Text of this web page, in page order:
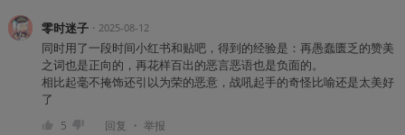
零时迷子・ 2025-08-12
同时用了一段时间小红书和贴吧，得到的经验是：再愚蠢匮乏的赞美
之词也是正向的，再花样百出的恶言恶语也是负面的。
相比起毫不掩饰还引以为荣的恶意，战吼起手的奇怪比喻还是太美好
了
5 回复 ・ 举报